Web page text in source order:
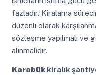
fazladır. Kiralama
düzenli olarak
sözleşme yapılmalı ve
alınmalıdır.
Karabükkiralık